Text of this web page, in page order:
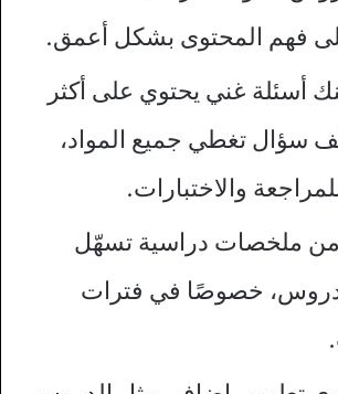
فهم المحتوى بشكل أعمق.
أسئلة غني يحتوي على أكثر
100 ألف سؤال تغطي جميع المواد،
والاختبارات.
من ملخصات دراسية تسهّل
خصوصًا في فترات